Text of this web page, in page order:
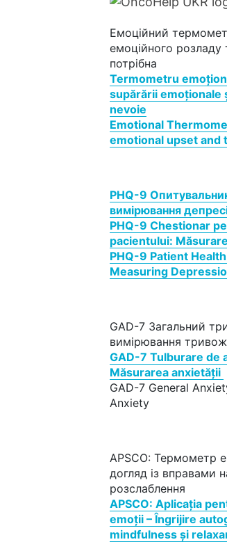
Емоційний
емоційного
потрібна
Termometru
supărării emoționale
nevoie
Emotional
emotional upset and
PHQ-9
вимірювання
PHQ-9 Chestionar
pacientului:
PHQ-9 Patient
Measuring
GAD-7 Загальний
вимірювання
GAD-7 Tulburare de
Măsurarea anxietății
GAD-7 General
Anxiety
APSCO: Термометр
догляд із вправами
розслаблення
APSCO: Aplicația
emoții – Îngrijire
mindfulness și